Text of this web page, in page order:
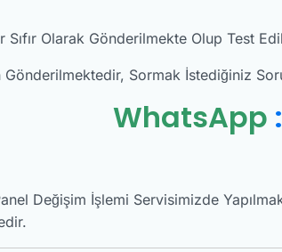
Sıfır Olarak Gönderilmekte Olup Test
Sormak İstediğiniz
WhatsApp :
Değişim İşlemi Servisimizde